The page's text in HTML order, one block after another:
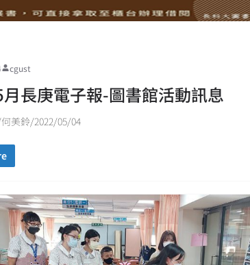
cgust
長庚電子報-圖書館活動訊息
美鈴/2022/05/04